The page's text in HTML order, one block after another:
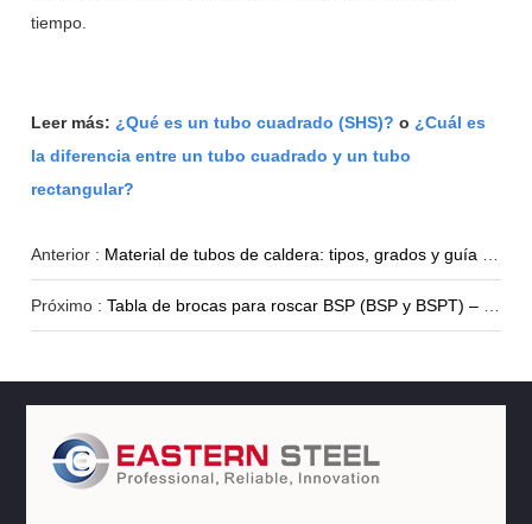
tiempo.
Leer más: ¿Qué es un tubo cuadrado (SHS)?o ¿Cuál es
la diferencia entre un tubo cuadrado y un tubo
rectangular?
Anterior : Material de tubos de caldera: tipos, grados y guía de selección
Próximo :Tabla de brocas para roscar BSP (BSP y BSPT) – Medidas en pulgadas y milímetros